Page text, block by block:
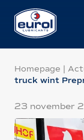
Homepage |
truck wint
23 november